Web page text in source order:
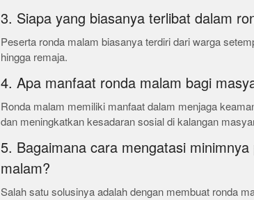
3. Siapa yang biasanya terlibat dalam
Peserta ronda malam biasanya terdiri dari warga
hingga remaja.
4. Apa manfaat ronda malam bagi
Ronda malam memiliki manfaat dalam menjaga
dan meningkatkan kesadaran sosial di kalangan
5. Bagaimana cara mengatasi
malam?
Salah satu solusinya adalah dengan membuat ronda